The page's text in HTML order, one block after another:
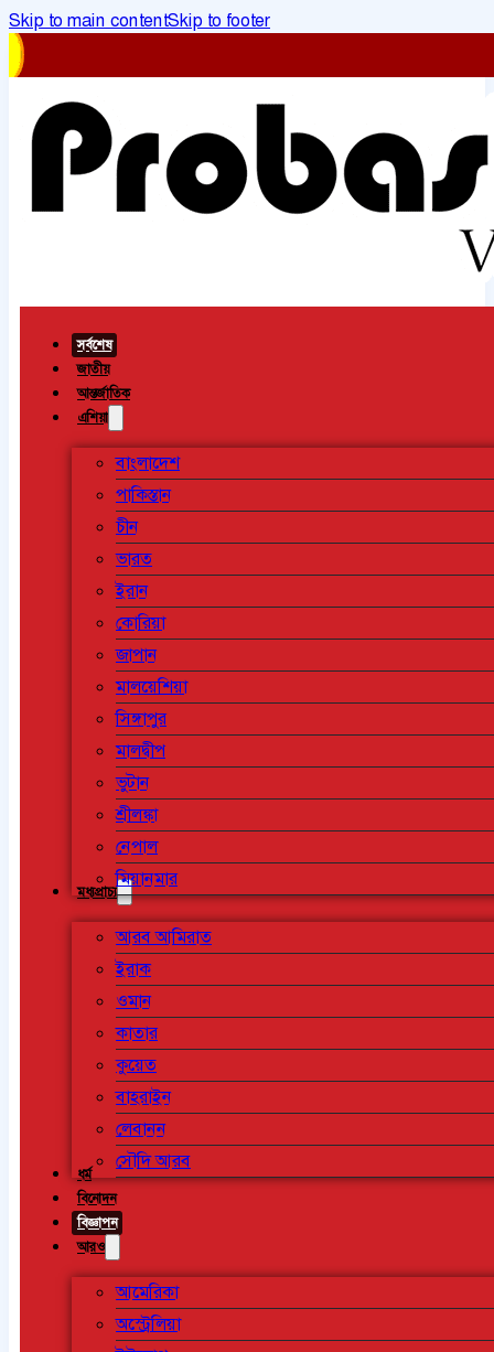
Skip to main contentSkip to footer
সর্বশেষ
জাতীয়
আন্তর্জাতিক
এশিয়া
বাংলাদেশ
পাকিস্তান
চীন
ভারত
ইরান
কোরিয়া
জাপান
মালয়েশিয়া
সিঙ্গাপুর
মালদ্বীপ
ভুটান
শ্রীলঙ্কা
নেপাল
মিয়ানমার
মধ্যপ্রাচ্য
আরব আমিরাত
ইরাক
ওমান
কাতার
কুয়েত
বাহরাইন
লেবানন
সৌদি আরব
ধর্ম
বিনোদন
বিজ্ঞাপন
আরও
আমেরিকা
অস্ট্রেলিয়া